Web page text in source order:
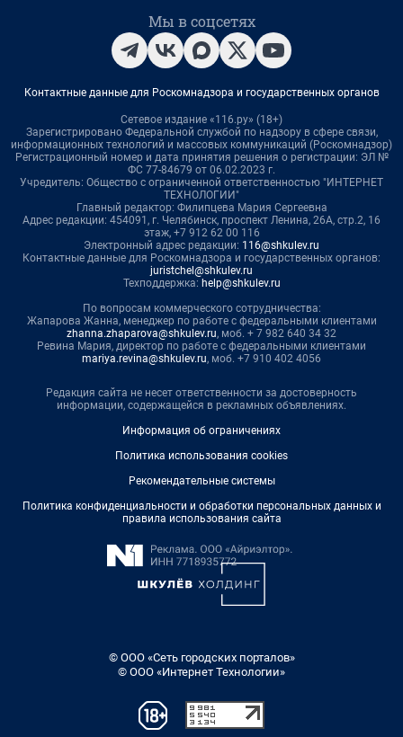
Мы в соцсетях
Контактные данные для Роскомнадзора и государственных органов
Сетевое издание «116.ру» (18+)
Зарегистрировано Федеральной службой по надзору в сфере связи,
информационных технологий и массовых коммуникаций (Роскомнадзор)
Регистрационный номер и дата принятия решения о регистрации: ЭЛ №
ФС 77-84679 от 06.02.2023 г.
Учредитель: Общество с ограниченной ответственностью "ИНТЕРНЕТ
ТЕХНОЛОГИИ"
Главный редактор: Филипцева Мария Сергеевна
Адрес редакции: 454091, г. Челябинск, проспект Ленина, 26А, стр.2, 16
этаж, +7 912 62 00 116
Электронный адрес редакции: 116@shkulev.ru
Контактные данные для Роскомнадзора и государственных органов:
juristchel@shkulev.ru
Техподдержка: help@shkulev.ru
По вопросам коммерческого сотрудничества:
Жапарова Жанна, менеджер по работе с федеральными клиентами
zhanna.zhaparova@shkulev.ru, моб. + 7 982 640 34 32
Ревина Мария, директор по работе с федеральными клиентами
mariya.revina@shkulev.ru, моб. +7 910 402 4056
Редакция сайта не несет ответственности за достоверность
информации, содержащейся в рекламных объявлениях.
Информация об ограничениях
Политика использования cookies
Рекомендательные системы
Политика конфиденциальности и обработки персональных данных и
правила использования сайта
© ООО «Сеть городских порталов»
© ООО «Интернет Технологии»